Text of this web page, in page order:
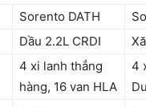
Sorento DATH
Dầu 2.2L CRDI
4 xi lanh thẳng
hàng, 16 van HLA
4